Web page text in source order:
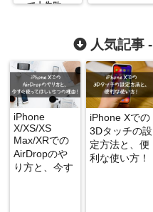
ーで大失敗
人気記事 -
iPhone
X/XS/XS
Max/XRでの
AirDropのや
り方と、今す
iPhone Xでの
3Dタッチの設
定方法と、便
利な使い方！